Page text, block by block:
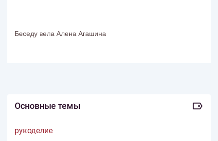
Беседу вела Алена Агашина
Основные темы
рукоделие